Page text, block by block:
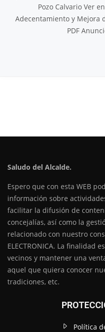
Pozo Calvario Ver
Adecentamiento y Mejora
PDF
Saludo del Alcalde.
Espero que con esta WEB
información sobre
facilitar la difusión de
concejalías, así como la
relacionado con nuestro
ELECTRONICA. La finalidad
vecinos y mantener una
aquel que quiera conocer
tradiciones, etc.
Política